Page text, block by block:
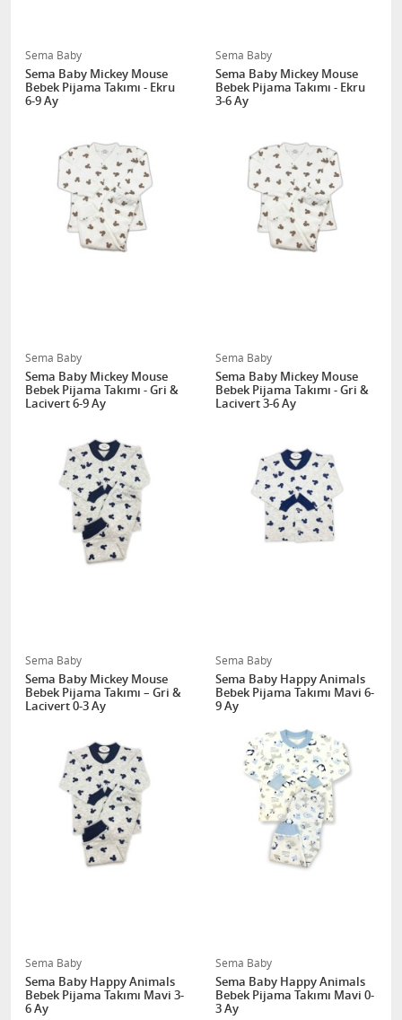
Sema Baby
Sema Baby Mickey Mouse
Bebek Pijama Takımı - Ekru
6-9 Ay
Sema Baby
Sema Baby Mickey Mouse
Bebek Pijama Takımı - Ekru
3-6 Ay
Sema Baby
Sema Baby Mickey Mouse
Bebek Pijama Takımı - Gri &
Lacivert 6-9 Ay
Sema Baby
Sema Baby Mickey Mouse
Bebek Pijama Takımı - Gri &
Lacivert 3-6 Ay
Sema Baby
Sema Baby Mickey Mouse
Bebek Pijama Takımı – Gri &
Lacivert 0-3 Ay
Sema Baby
Sema Baby Happy Animals
Bebek Pijama Takımı Mavi 6-
9 Ay
Sema Baby
Sema Baby Happy Animals
Bebek Pijama Takımı Mavi 3-
6 Ay
Sema Baby
Sema Baby Happy Animals
Bebek Pijama Takımı Mavi 0-
3 Ay